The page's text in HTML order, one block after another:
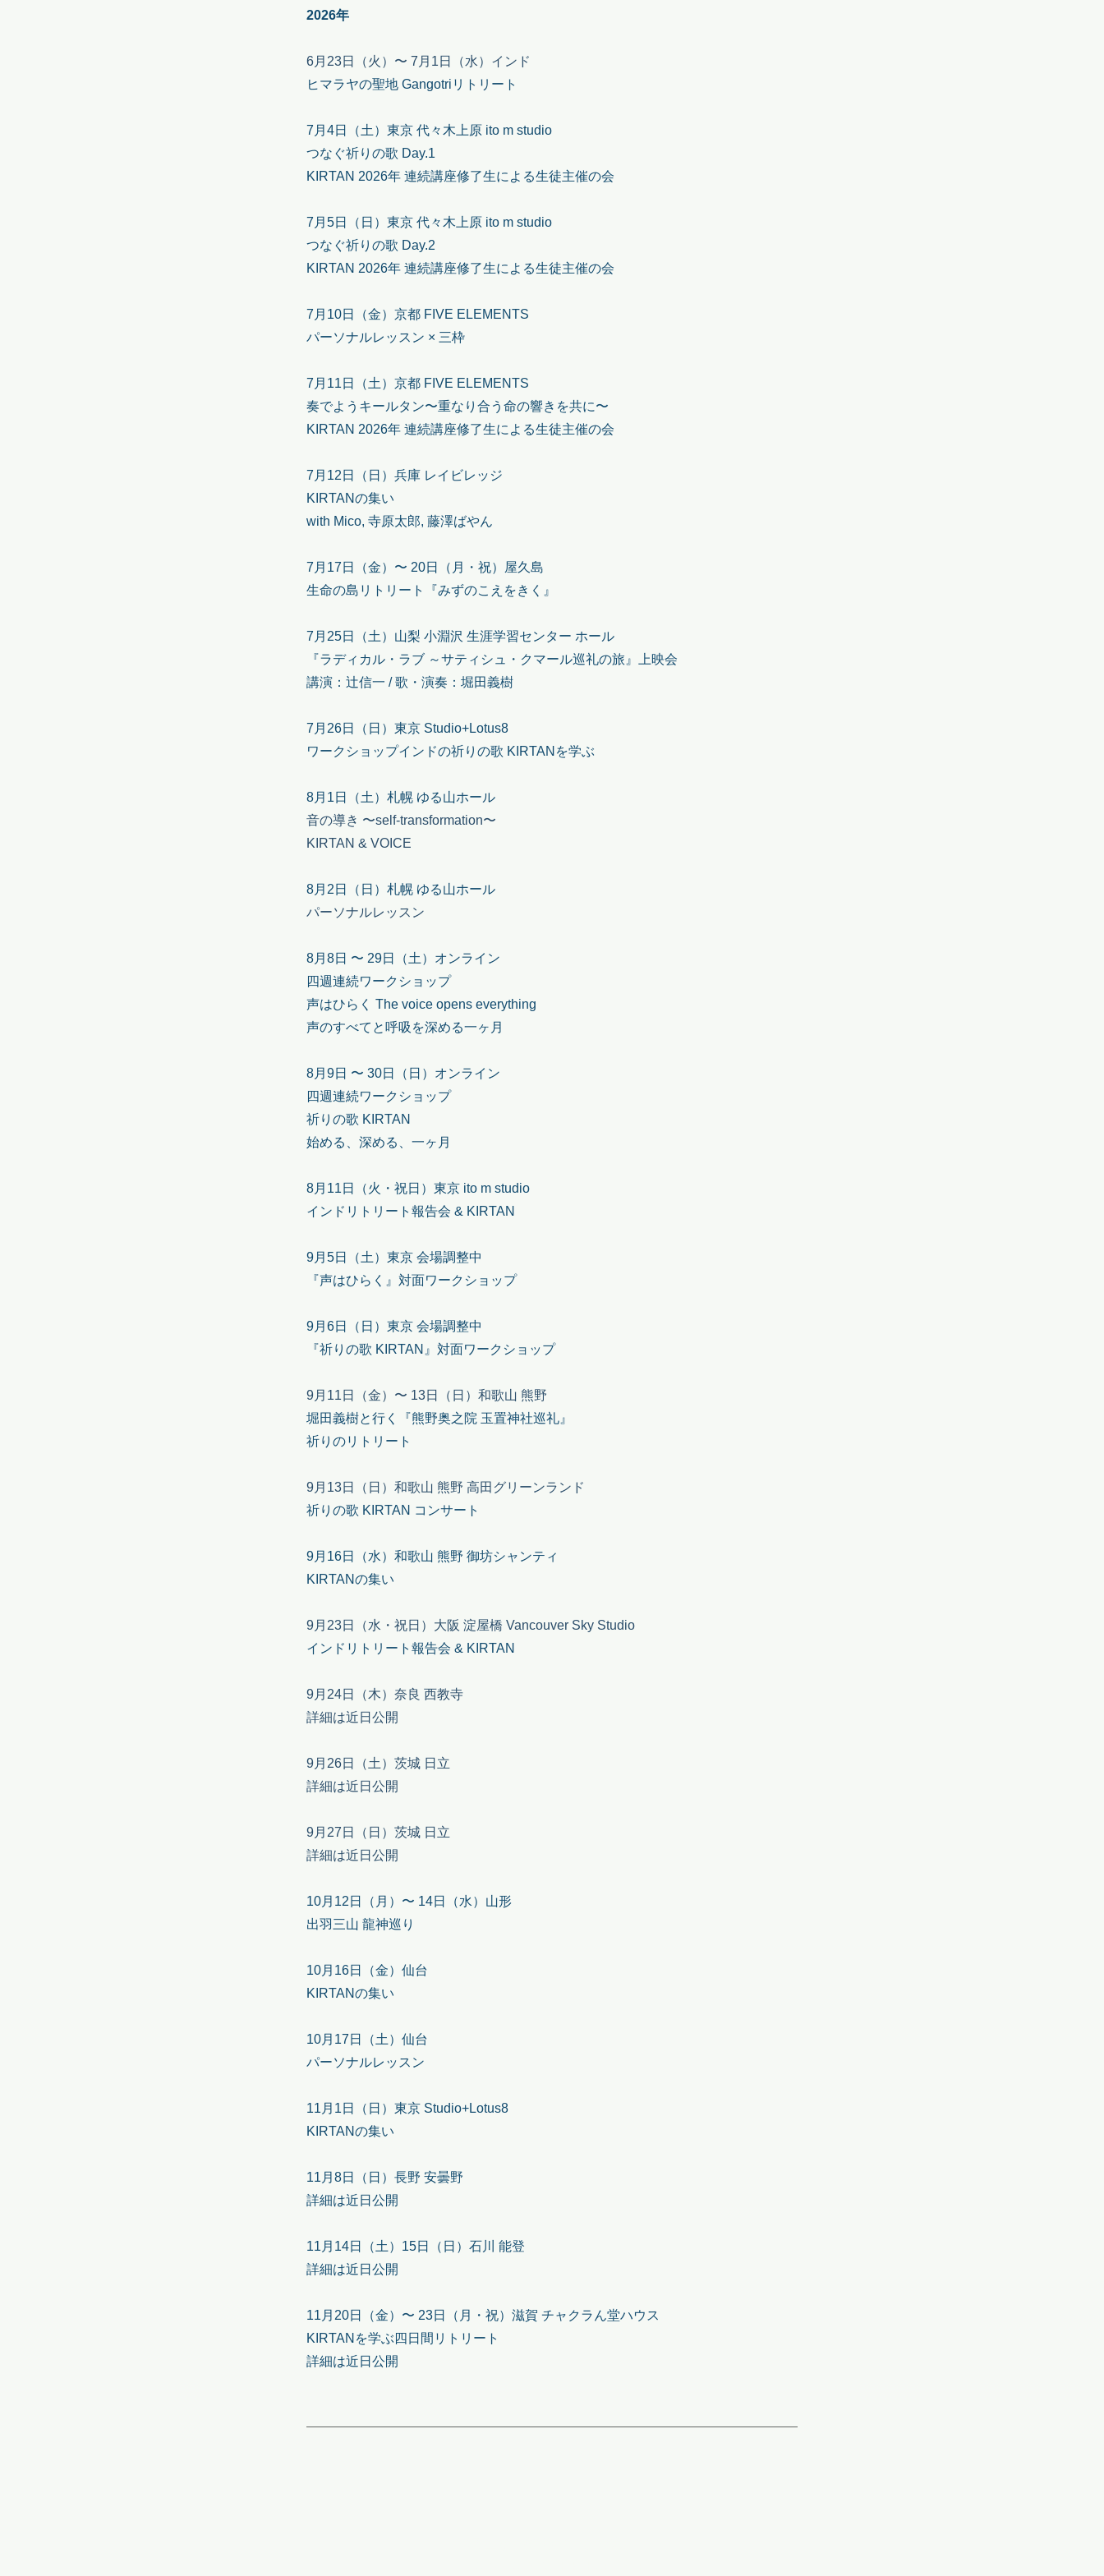
2026年
6月23日（火）〜 7月1日（水）インド
ヒマラヤの聖地 Gangotriリトリート
7月4日（土）東京 代々木上原 ito m studio
つなぐ祈りの歌 Day.1
KIRTAN 2026年 連続講座修了生による生徒主催の会
7月5日（日）東京 代々木上原 ito m studio
つなぐ祈りの歌 Day.2
KIRTAN 2026年 連続講座修了生による生徒主催の会
7月10日（金）京都 FIVE ELEMENTS
パーソナルレッスン × 三枠
7月11日（土）京都 FIVE ELEMENTS
奏でようキールタン〜重なり合う命の響きを共に〜
KIRTAN 2026年 連続講座修了生による生徒主催の会
7月12日（日）兵庫 レイビレッジ
KIRTANの集い
with Mico, 寺原太郎, 藤澤ばやん
7月17日（金）〜 20日（月・祝）屋久島
生命の島リトリート『みずのこえをきく』
7月25日（土）山梨 小淵沢 生涯学習センター ホール
『ラディカル・ラブ ～サティシュ・クマール巡礼の旅』上映会
講演：辻信一 / 歌・演奏：堀田義樹
7月26日（日）東京 Studio+Lotus8
ワークショップインドの祈りの歌 KIRTANを学ぶ
8月1日（土）札幌 ゆる山ホール
音の導き 〜self-transformation〜
KIRTAN & VOICE
8月2日（日）札幌 ゆる山ホール
​パーソナルレッスン
8月8日 〜 29日（土）オンライン
四週連続ワークショップ
声はひらく The voice opens everything
声のすべてと呼吸を深める一ヶ月
8月9日 〜 30日（日）オンライン
四週連続ワークショップ
祈りの歌 KIRTAN
始める、深める、一ヶ月
8月11日（火・祝日）東京 ito m studio
インドリトリート報告会 & KIRTAN
9月5日（土）東京 会場調整中
『声はひらく』対面ワークショップ
9月6日（日）東京 会場調整中
『祈りの歌 KIRTAN』対面ワークショップ
9月11日（金）〜 13日（日）和歌山 熊野
堀田義樹と行く『熊野奥之院 玉置神社巡礼』
祈りのリトリート​
9月13日（日）和歌山 熊野 高田グリーンランド
祈りの歌 KIRTAN コンサート
9月16日（水）和歌山 熊野 御坊シャンティ
KIRTANの集い
9月23日（水・祝日）大阪 淀屋橋 Vancouver Sky Studio
インドリトリート報告会 & KIRTAN
9月24日（木）奈良 西教寺
詳細は近日公開
9月26日（土）茨城 日立
詳細は近日公開
9月27日（日）茨城 日立
詳細は近日公開
10月12日（月）〜 14日（水）山形
​出羽三山 龍神巡り
10月​16日（金）仙台
KIRTANの集い
10月17日（土）仙台
パーソナルレッスン
11月1日（日）東京 Studio+Lotus8
KIRTANの集い
11月8日（日）長野 安曇野
詳細は​近日公開
11月14日（土）15日（日）石川 能登
詳細は近日公開
11月20日（金）〜 23日（月・祝）滋賀 チャクラん堂ハウス
KIRTANを学ぶ四日間リトリート
​詳細は近日公開​​​​